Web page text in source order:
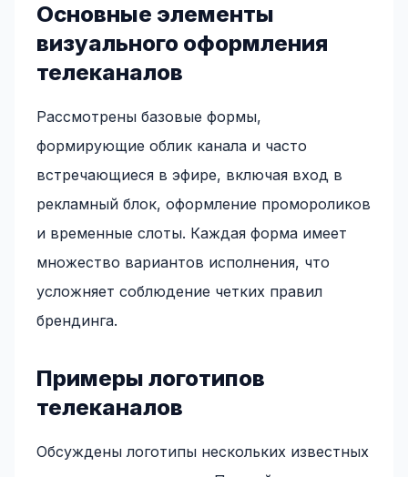
Основные элементы
визуального оформления
телеканалов
Рассмотрены базовые формы,
формирующие облик канала и часто
встречающиеся в эфире, включая вход в
рекламный блок, оформление промороликов
и временные слоты. Каждая форма имеет
множество вариантов исполнения, что
усложняет соблюдение четких правил
брендинга.
Примеры логотипов
телеканалов
Обсуждены логотипы нескольких известных